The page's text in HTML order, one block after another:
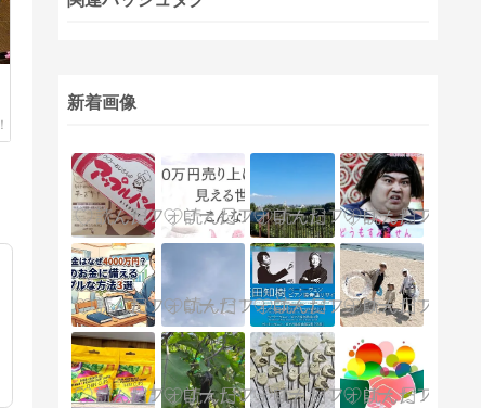
新着画像